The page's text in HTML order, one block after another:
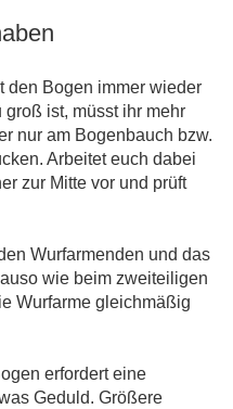
den Bogen immer wieder
ist, müsst ihr mehr
nur am Bogenbauch bzw.
Arbeitet euch dabei
zur Mitte vor und prüft
Wurfarmenden und das
wie beim zweiteiligen
Wurfarme gleichmäßig
erfordert eine
Geduld. Größere